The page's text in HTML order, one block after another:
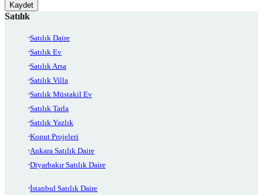
Kaydet
Satılık
Satılık Daire
Satılık Ev
Satılık Arsa
Satılık Villa
Satılık Müstakil Ev
Satılık Tarla
Satılık Yazlık
Konut Projeleri
Ankara Satılık Daire
Diyarbakır Satılık Daire
İstanbul Satılık Daire